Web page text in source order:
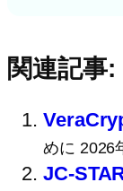
関連記事:
めに 2026
JC-